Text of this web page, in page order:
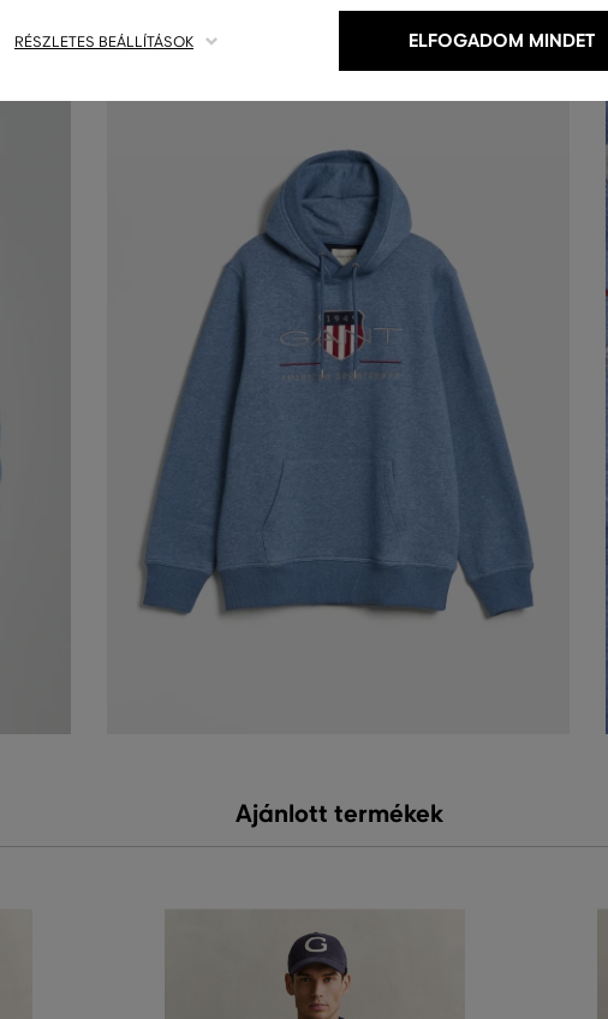
Ajánlott termékek
RÉSZLETES BEÁLLÍTÁSOK ELFOGADOM MINDET